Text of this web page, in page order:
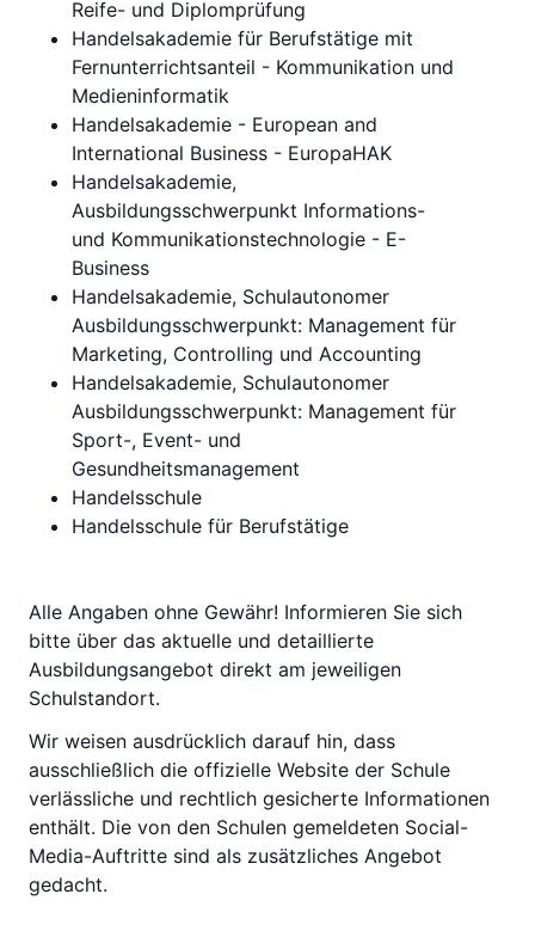
Reife- und Diplomprüfung
Handelsakademie für Berufstätige mit
Fernunterrichtsanteil - Kommunikation und
Medieninformatik
Handelsakademie - European and
International Business - EuropaHAK
Handelsakademie,
Ausbildungsschwerpunkt Informations-
und Kommunikationstechnologie - E-
Business
Handelsakademie, Schulautonomer
Ausbildungsschwerpunkt: Management für
Marketing, Controlling und Accounting
Handelsakademie, Schulautonomer
Ausbildungsschwerpunkt: Management für
Sport-, Event- und
Gesundheitsmanagement
Handelsschule
Handelsschule für Berufstätige
Alle Angaben ohne Gewähr! Informieren Sie sich
bitte über das aktuelle und detaillierte
Ausbildungsangebot direkt am jeweiligen
Schulstandort.
Wir weisen ausdrücklich darauf hin, dass
ausschließlich die offizielle Website der Schule
verlässliche und rechtlich gesicherte Informationen
enthält. Die von den Schulen gemeldeten Social-
Media-Auftritte sind als zusätzliches Angebot
gedacht.